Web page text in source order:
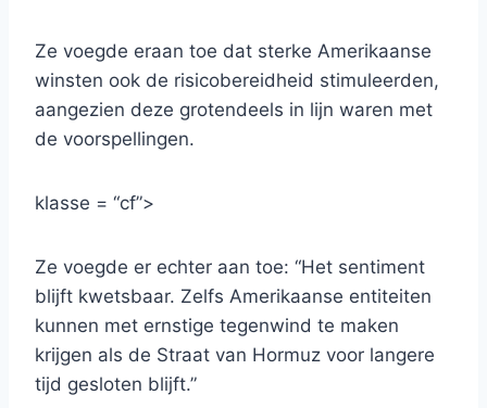
Ze voegde eraan toe dat sterke Amerikaanse
winsten ook de risicobereidheid stimuleerden,
aangezien deze grotendeels in lijn waren met
de voorspellingen.
klasse = “cf”>
Ze voegde er echter aan toe: “Het sentiment
blijft kwetsbaar. Zelfs Amerikaanse entiteiten
kunnen met ernstige tegenwind te maken
krijgen als de Straat van Hormuz voor langere
tijd gesloten blijft.”